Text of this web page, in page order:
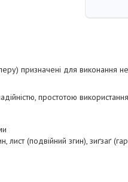
призначені для виконання
простотою
(подвійний згин), зиґзаґ